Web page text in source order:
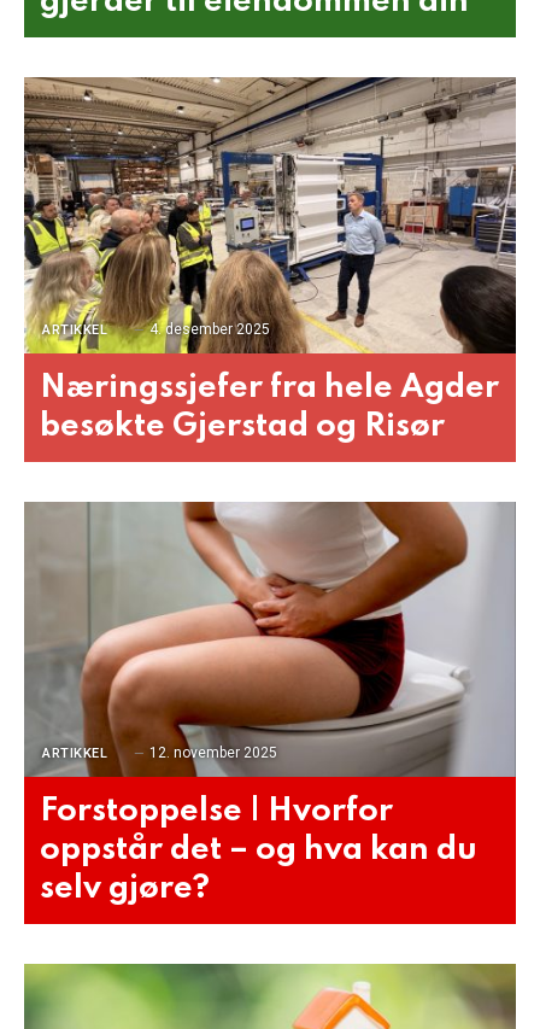
ARTIKKEL 4. desember 2025
Næringssjefer fra hele Agder
besøkte Gjerstad og Risør
ARTIKKEL 12. november 2025
Forstoppelse | Hvorfor
oppstår det – og hva kan du
selv gjøre?